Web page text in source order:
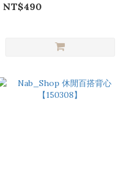
NT$490